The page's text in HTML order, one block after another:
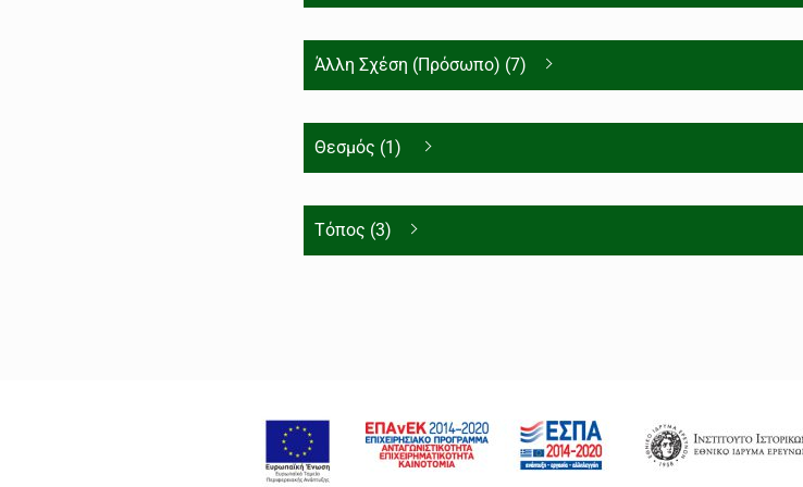
Άλλη Σχέση (Πρόσωπο) (7)
Θεσμός (1)
Τόπος (3)